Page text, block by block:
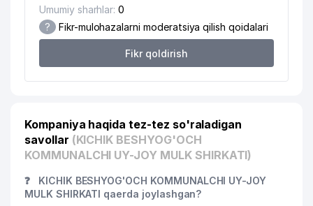
Umumiy sharhlar: 0
? Fikr-mulohazalarni moderatsiya qilish qoidalari
Fikr qoldirish
Kompaniya haqida tez-tez so'raladigan
savollar (KICHIK BESHYOG'OCH
KOMMUNALCHI UY-JOY MULK SHIRKATI)
❓
KICHIK BESHYOG'OCH KOMMUNALCHI UY-JOY
MULK SHIRKATI qaerda joylashgan?